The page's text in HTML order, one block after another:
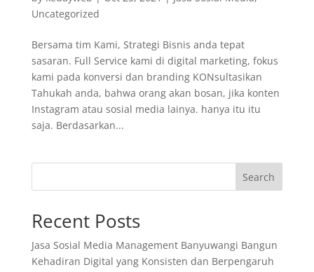
Uncategorized
Bersama tim Kami, Strategi Bisnis anda tepat
sasaran. Full Service kami di digital marketing, fokus
kami pada konversi dan branding KONsultasikan
Tahukah anda, bahwa orang akan bosan, jika konten
Instagram atau sosial media lainya. hanya itu itu
saja. Berdasarkan...
Search
Recent Posts
Jasa Sosial Media Management Banyuwangi Bangun
Kehadiran Digital yang Konsisten dan Berpengaruh